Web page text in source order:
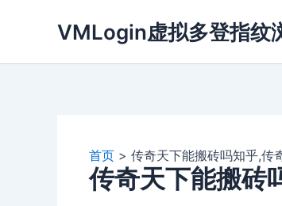
VMLogin虚拟多登指纹
首页 传奇天下能搬砖吗知乎,传
传奇天下能搬砖